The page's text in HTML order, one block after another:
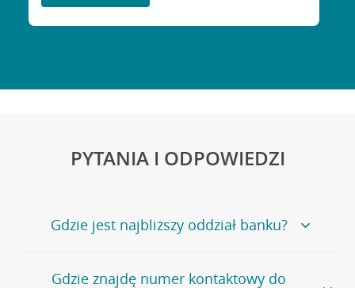
PYTANIA I ODPOWIEDZI
Gdzie jest najbliższy oddział banku?
Jeśli szukasz oddziału naszego banku, zapraszamy na
Gdzie znajdę numer kontaktowy do